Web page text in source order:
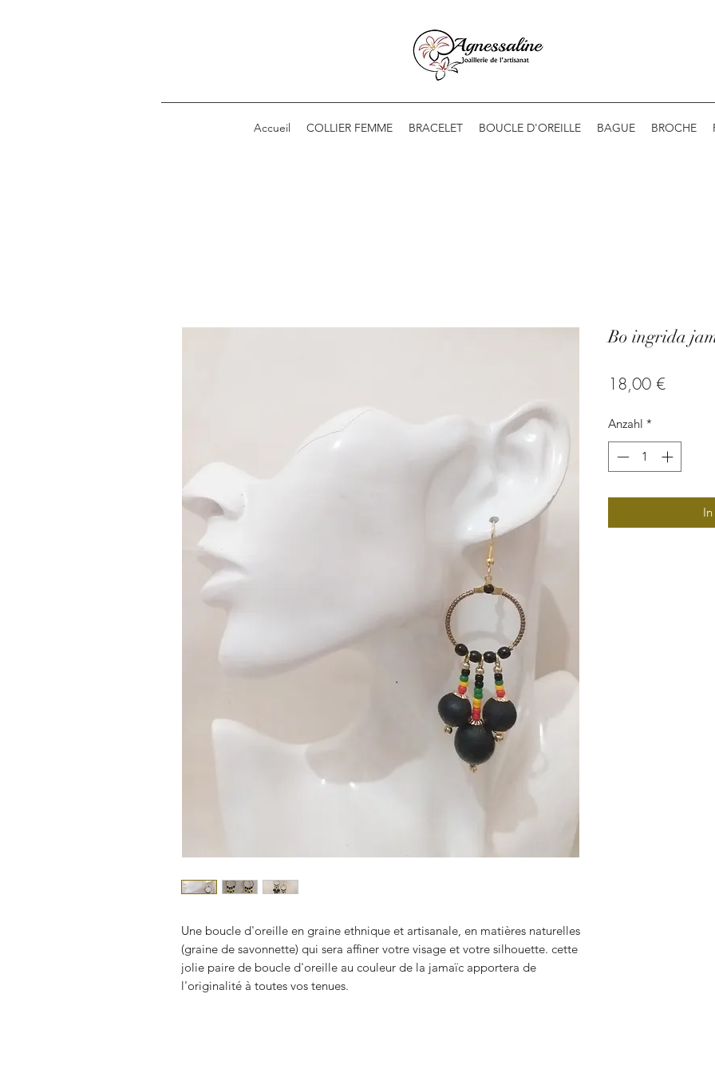
Accueil COLLIER FEMME BRACELET BOUCLE D'OREILLE BAGUE BROCHE
Une boucle d'oreille en graine ethnique et artisanale, en matières naturelles
(graine de savonnette) qui sera affiner votre visage et votre silhouette. cette
jolie paire de boucle d'oreille au couleur de la jamaïc apportera de
l'originalité à toutes vos tenues.
Bo ingrida
18,00 €Preis
Anzahl *